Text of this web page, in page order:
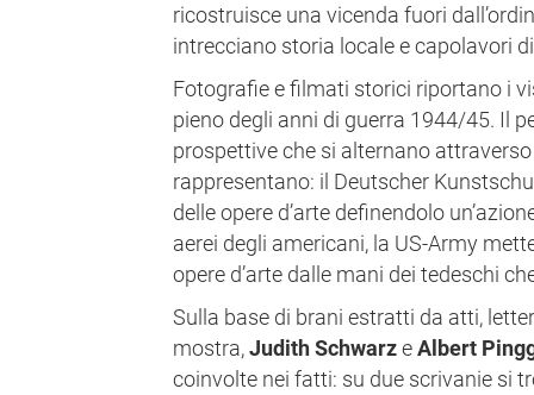
ricostruisce una vicenda fuori
intrecciano storia locale e capolavori
Fotografie e filmati storici riportano i
pieno degli anni di guerra 1944/45. Il
prospettive che si alternano
rappresentano: il Deutscher
delle opere d’arte definendolo
aerei degli americani, la US-Army
opere d’arte dalle mani dei tedeschi
Sulla base di brani estratti da atti,
mostra,Judith SchwarzeAlbert
coinvolte nei fatti: su due scrivanie si